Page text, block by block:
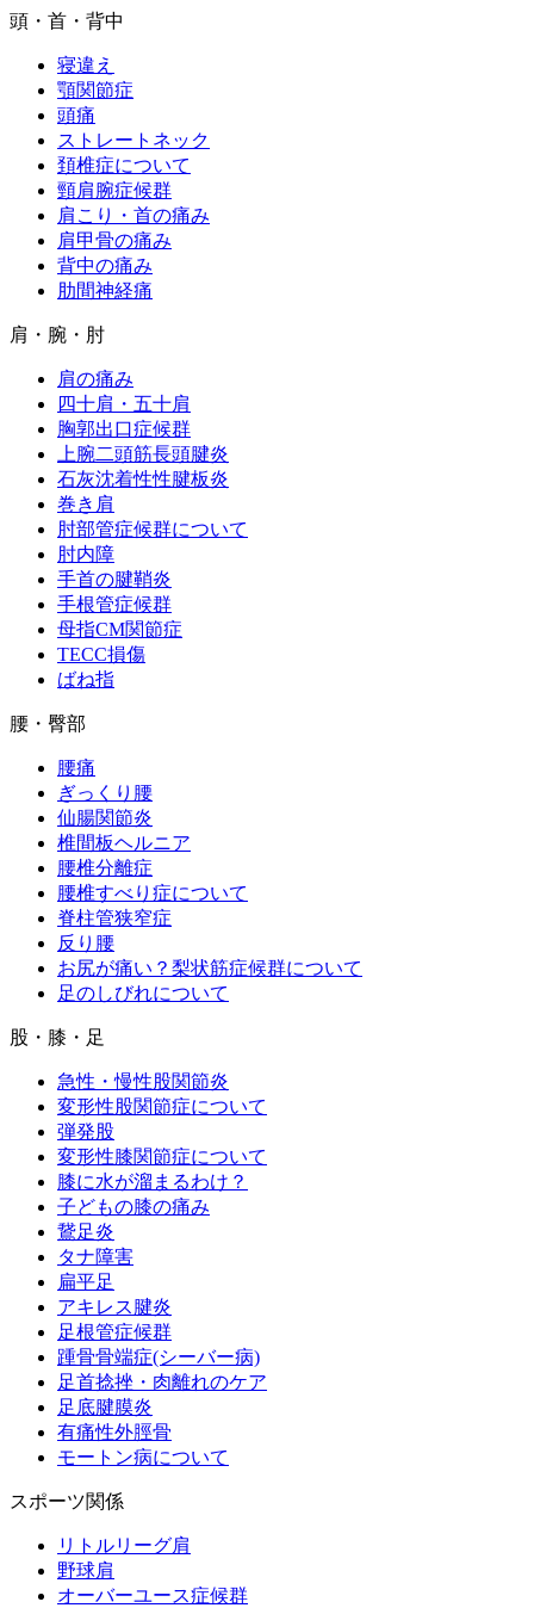
頭・首・背中
寝違え
顎関節症
頭痛
ストレートネック
頚椎症について
頸肩腕症候群
肩こり・首の痛み
肩甲骨の痛み
背中の痛み
肋間神経痛
肩・腕・肘
肩の痛み
四十肩・五十肩
胸郭出口症候群
上腕二頭筋長頭腱炎
石灰沈着性性腱板炎
巻き肩
肘部管症候群について
肘内障
手首の腱鞘炎
手根管症候群
母指CM関節症
TECC損傷
ばね指
腰・臀部
腰痛
ぎっくり腰
仙腸関節炎
椎間板ヘルニア
腰椎分離症
腰椎すべり症について
脊柱管狭窄症
反り腰
お尻が痛い？梨状筋症候群について
足のしびれについて
股・膝・足
急性・慢性股関節炎
変形性股関節症について
弾発股
変形性膝関節症について
膝に水が溜まるわけ？
子どもの膝の痛み
鵞足炎
タナ障害
扁平足
アキレス腱炎
足根管症候群
踵骨骨端症(シーバー病)
足首捻挫・肉離れのケア
足底腱膜炎
有痛性外脛骨
モートン病について
スポーツ関係
リトルリーグ肩
野球肩
オーバーユース症候群